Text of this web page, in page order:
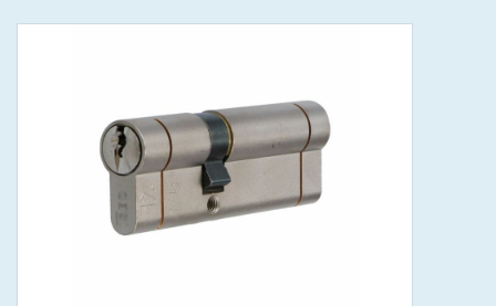
IEDERE GEWENSTE MAAT MET
S2 CILINDERSLOTEN IN IEDERE
GEWENSTE MAAT MET
KEERSLEUTEL
(GAATJES)VEILIGE